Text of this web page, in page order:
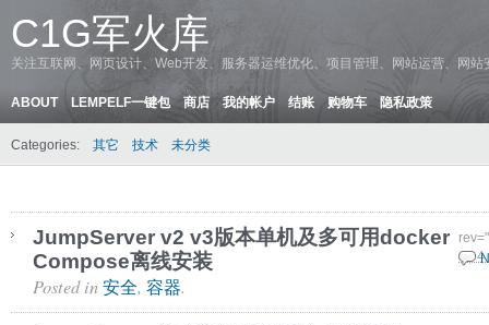
C1G军火库
关注互联网、网页设计、Web开发、服务器运维优化、项目管理、网站运营、网
ABOUT LEMPELF一键包 商店 我的帐户 结账 购物车 隐私政策
Categories: 其它 技术 未分类
JumpServer v2 v3版本单机及多可用docker
Compose离线安装
12 4
Posted in 安全, 容器.